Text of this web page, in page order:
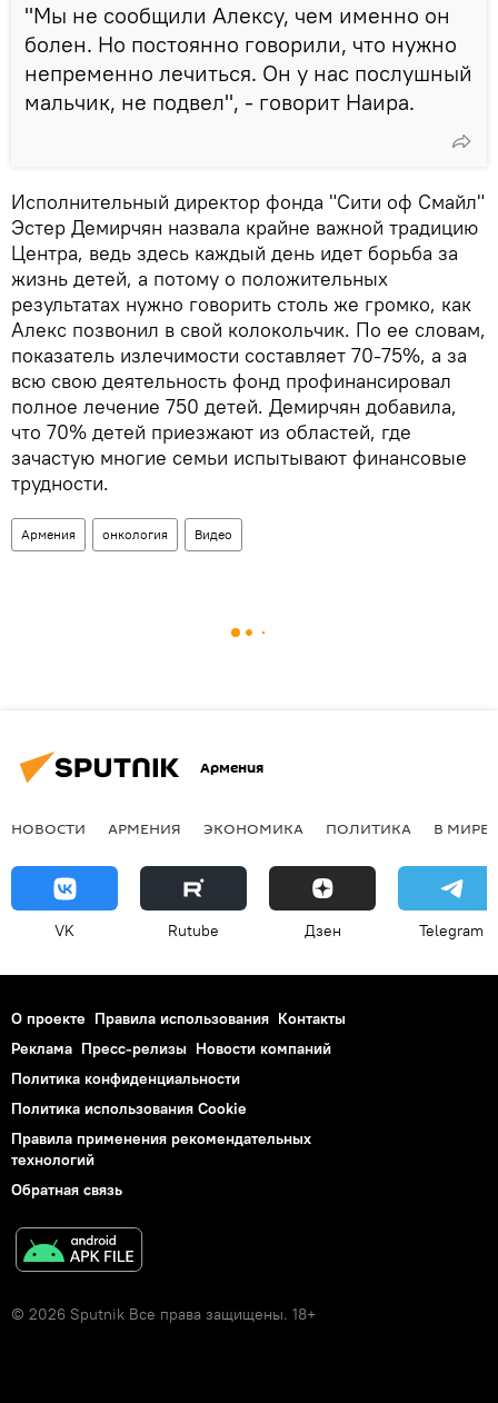
"Мы не сообщили Алексу, чем именно он
болен. Но постоянно говорили, что нужно
непременно лечиться. Он у нас послушный
мальчик, не подвел", - говорит Наира.
Исполнительный директор фонда "Сити оф Смайл"
Эстер Демирчян назвала крайне важной традицию
Центра, ведь здесь каждый день идет борьба за
жизнь детей, а потому о положительных
результатах нужно говорить столь же громко, как
Алекс позвонил в свой колокольчик. По ее словам,
показатель излечимости составляет 70-75%, а за
всю свою деятельность фонд профинансировал
полное лечение 750 детей. Демирчян добавила,
что 70% детей приезжают из областей, где
зачастую многие семьи испытывают финансовые
трудности.
Армения онкология Видео
Армения
НОВОСТИ АРМЕНИЯ ЭКОНОМИКА ПОЛИТИКА В МИРЕ
VK Rutube Дзен Telegram
О проекте Правила использования Контакты
Реклама Пресс-релизы Новости компаний
Политика конфиденциальности
Политика использования Cookie
Правила применения рекомендательных
технологий
Обратная связь
© 2026 Sputnik Все права защищены. 18+